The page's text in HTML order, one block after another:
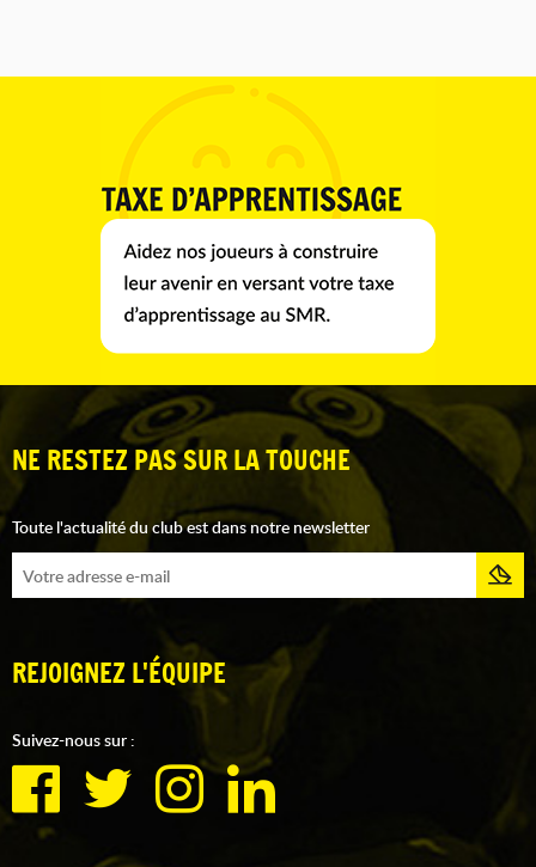
NE RESTEZ PAS SUR LA TOUCHE
Toute l'actualité du club est dans notre newsletter
REJOIGNEZ L'ÉQUIPE
Suivez-nous sur :